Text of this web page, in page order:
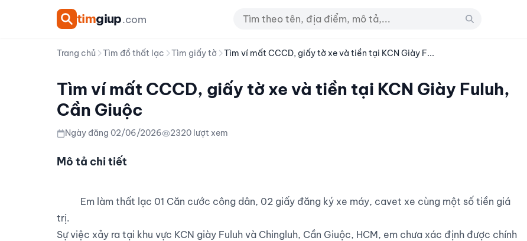
timgiup.com
Trang chủ Tìm đồ thất lạc Tìm giấy tờ Tìm ví mất CCCD, giấy tờ xe và tiền tại KCN Giày F...
Tìm ví mất CCCD, giấy tờ xe và tiền tại KCN Giày Fuluh,
Cần Giuộc
Ngày đăng 02/06/2026 2320 lượt xem
Mô tả chi tiết
trị.
Sự việc xảy ra tại khu vực KCN giày Fuluh và Chingluh, Cần Giuộc, HCM, em chưa xác định được chính